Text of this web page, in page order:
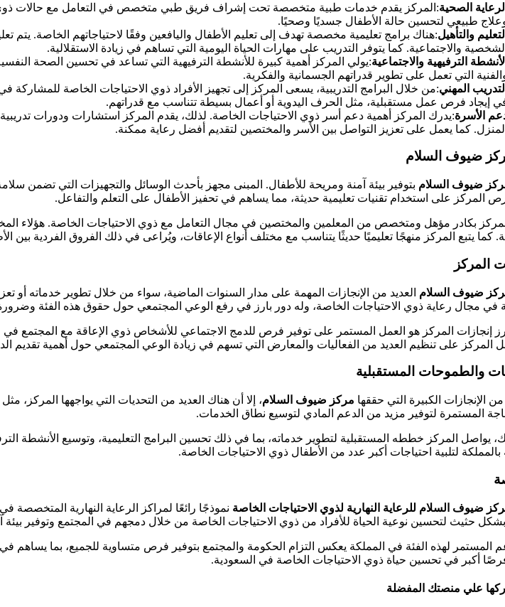
الصحية:المركز يقدم خدمات طبية متخصصة تحت إشراف فريق طبي متخصص في التعامل مع حالات ذوي
طبيعي لتحسين حالة الأطفال جسديًا وصحيًا.
والتأهيل:هناك برامج تعليمية مخصصة تهدف إلى تعليم الأطفال واليافعين وفقًا لاحتياجاتهم الخاصة. يتم
والاجتماعية. كما يتوفر التدريب على مهارات الحياة اليومية التي تساهم في زيادة الاستقلالية.
الترفيهية والاجتماعية:يولي المركز أهمية كبيرة للأنشطة الترفيهية التي تساعد في تحسين الصحة
التي تعمل على تطوير قدراتهم الجسمانية والفكرية.
المهني:من خلال البرامج التدريبية، يسعى المركز إلى تجهيز الأفراد ذوي الاحتياجات الخاصة
إيجاد فرص عمل مستقبلية، مثل الحرف اليدوية أو أعمال بسيطة تتناسب مع قدراتهم.
الأسرة:يدرك المركز أهمية دعم أسر ذوي الاحتياجات الخاصة. لذلك، يقدم المركز استشارات ودورات
كما يعمل على تعزيز التواصل بين الأسر والمختصين لتقديم أفضل رعاية ممكنة.
ضيوف السلام
ضيوف السلام بتوفير بيئة آمنة ومريحة للأطفال. المبنى مجهز بأحدث الوسائل والتجهيزات التي تضمن
المركز على استخدام تقنيات تعليمية حديثة، مما يساهم في تحفيز الأطفال على التعلم والتفاعل.
بكادر مؤهل ومتخصص من المعلمين والمختصين في مجال التعامل مع ذوي الاحتياجات الخاصة. هؤلاء
كما يتبع المركز منهجًا تعليميًا حديثًا يتناسب مع مختلف أنواع الإعاقات، ويُراعى في ذلك الفروق الفردية بين
المركز
ضيوف السلام العديد من الإنجازات المهمة على مدار السنوات الماضية، سواء من خلال تطوير خدماته أو
في مجال رعاية ذوي الاحتياجات الخاصة، وله دور بارز في رفع الوعي المجتمعي حول حقوق هذه الفئة وضرورة
إنجازات المركز هو العمل المستمر على توفير فرص للدمج الاجتماعي للأشخاص ذوي الإعاقة مع المجتمع في
المركز على تنظيم العديد من الفعاليات والمعارض التي تسهم في زيادة الوعي المجتمعي حول أهمية تقديم
والطموحات المستقبلية
الإنجازات الكبيرة التي حققها مركز ضيوف السلام، إلا أن هناك العديد من التحديات التي يواجهها
المستمرة لتوفير مزيد من الدعم المادي لتوسيع نطاق الخدمات.
يواصل المركز خططه المستقبلية لتطوير خدماته، بما في ذلك تحسين البرامج التعليمية، وتوسيع الأنشطة
بالمملكة لتلبية احتياجات أكبر عدد من الأطفال ذوي الاحتياجات الخاصة.
ضيوف السلام للرعاية النهارية لذوي الاحتياجات الخاصة نموذجًا رائعًا لمراكز الرعاية النهارية المتخصصة
حثيث لتحسين نوعية الحياة للأفراد من ذوي الاحتياجات الخاصة من خلال دمجهم في المجتمع وتوفير بيئة
المستمر لهذه الفئة في المملكة يعكس التزام الحكومة والمجتمع بتوفير فرص متساوية للجميع، بما يساهم
أكبر في تحسين حياة ذوي الاحتياجات الخاصة في السعودية.
علي منصتك المفضلة